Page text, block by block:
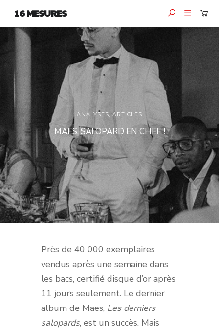
16 MESURES
ANALYSES,ARTICLES
MAES, SALOPARD EN CHEF !
Près de 40 000 exemplaires
vendus après une semaine dans
les bacs, certifié disque d’or après
11 jours seulement. Le dernier
album de Maes, Les derniers
salopards, est un succès. Mais